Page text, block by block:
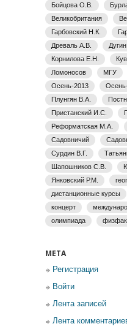
Бойцова О.В.
Великобритания
Гарбовский Н.К.
Древаль А.В.
Корнилова Е.Н.
Ломоносов
МГУ
Осень-2013
Плунгян В.А.
Пристанский И.С.
Реформатская М.А.
Садовничий
Сурдин В.Г.
Шапошников С.В.
Янковский Р.М.
дистанционные курсы
концерт
олимпиада
физфак
МЕТА
Регистрация
Войти
Лента записей
Лента